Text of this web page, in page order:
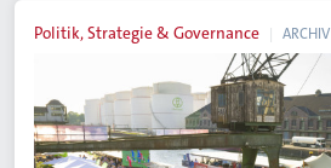
Politik, Strategie & Governance ARCHIV